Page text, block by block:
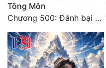
Tông Môn
Chương 500: Đánh bại Quái Ngư, tiến nhập Hồng Thụ lâm